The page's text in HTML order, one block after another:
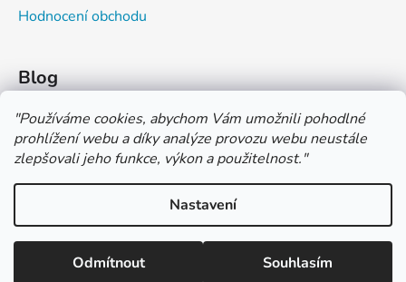
"Používáme cookies, abychom Vám umožnili pohodlné
prohlížení webu a díky analýze provozu webu neustále
zlepšovali jeho funkce, výkon a použitelnost."
Nastavení
Odmítnout Souhlasím
*** TUČNĚ ZVÝRAZNĚNÁ CENA U PRODUKTU JE CENA BEZ DPH
*** Vážení zákazníci, pokud při objednávce zvolíte platbu "PLATBA
NA FAKTURU (PLATBA PŘEDEM)" NEPLAŤTE prosím za zboží
ihned po ukončení objednávky. PLATEBNÍ ÚDAJE VÁM BUDOU
Hodnocení obchodu
Blog
Čím můžeš psát do sešitu?
Jak na číslování sešitů
Značení tvrdosti grafitových tužek
Vytvořil Shoptet
Copyright 2026COLOR OFFICE s.r.o.. Všechna práva